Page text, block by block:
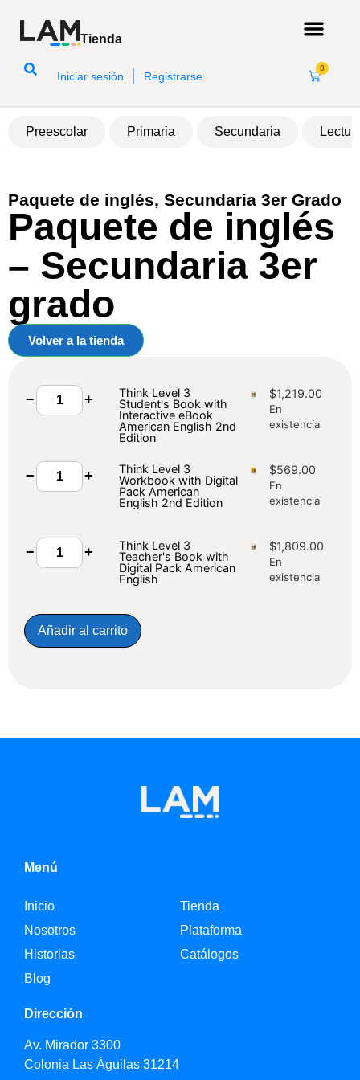
Tienda
Iniciar sesión Registrarse
0
Preescolar Primaria Secundaria
Paquete de inglés, Secundaria 3er Grado
Paquete de inglés
– Secundaria 3er
grado
Volver a la tienda
− +
Think Level 3
Student's Book with
Interactive eBook
American English 2nd
Edition
$1,219.00
En
existencia
− +
Think Level 3
Workbook with Digital
Pack American
English 2nd Edition
$569.00
En
existencia
− +
Think Level 3
Teacher's Book with
Digital Pack American
English
$1,809.00
En
existencia
Añadir al carrito
Menú
Inicio
Nosotros
Historias
Blog
Tienda
Plataforma
Catálogos
Dirección
Av. Mirador 3300
Colonia Las Águilas 31214